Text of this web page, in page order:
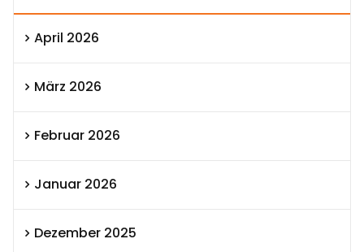
April 2026
März 2026
Februar 2026
Januar 2026
Dezember 2025